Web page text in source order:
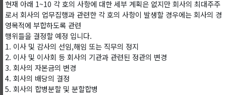
현재 아래 1~10 각 호의 사항에 대한 세부 계획은 없지만 회사의 최대주주
로서 회사의 업무집행과 관련한 각 호의 사항이 발생할 경우에는 회사의 경
영목적에 부합하도록 관련
행위들을 결정할 예정 입니다.
1. 이사 및 감사의 선임,해임 또는 직무의 정지
2. 이사 및 이사회 등 회사의 기관과 관련된 정관의 변경
3. 회사의 자본금의 변경
4. 회사의 배당의 결정
5. 회사의 합병분할 및 분할합병